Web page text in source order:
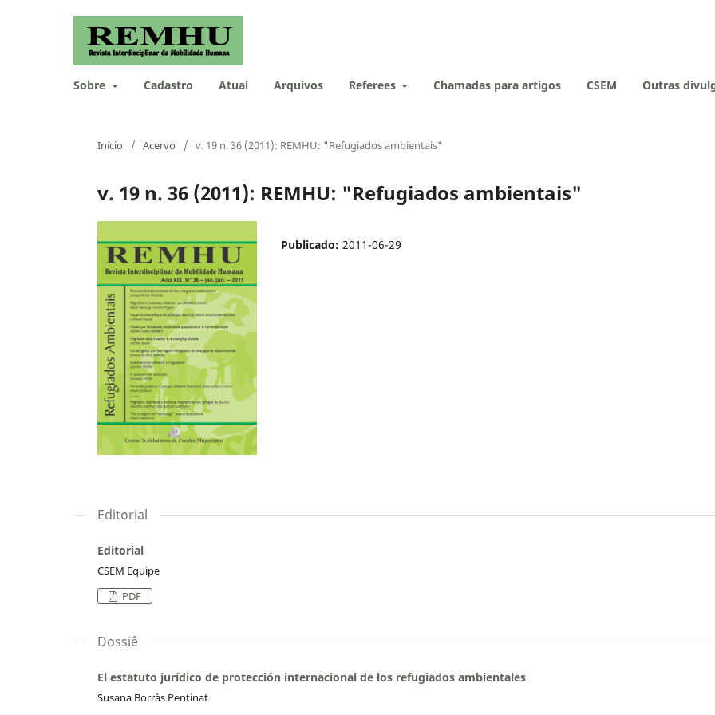
Sobre Cadastro Atual Arquivos Referees Chamadas para artigos CSEM Outras
Início / Acervo / v. 19 n. 36 (2011): REMHU: "Refugiados ambientais"
v. 19 n. 36 (2011): REMHU: "Refugiados ambientais"
Publicado: 2011-06-29
Editorial
Editorial
CSEM Equipe
PDF
Dossiê
El estatuto jurídico de protección internacional de los refugiados ambientales
Susana Borràs Pentinat